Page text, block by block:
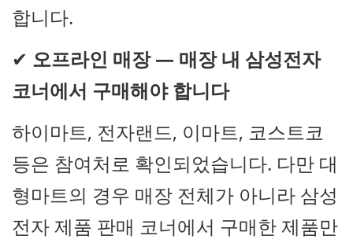
합니다.
✔ 오프라인 매장 — 매장 내 삼성전자
코너에서 구매해야 합니다
하이마트, 전자랜드, 이마트, 코스트코
등은 참여처로 확인되었습니다. 다만 대
형마트의 경우 매장 전체가 아니라 삼성
전자 제품 판매 코너에서 구매한 제품만